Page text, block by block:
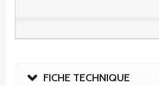
FICHE TECHNIQUE